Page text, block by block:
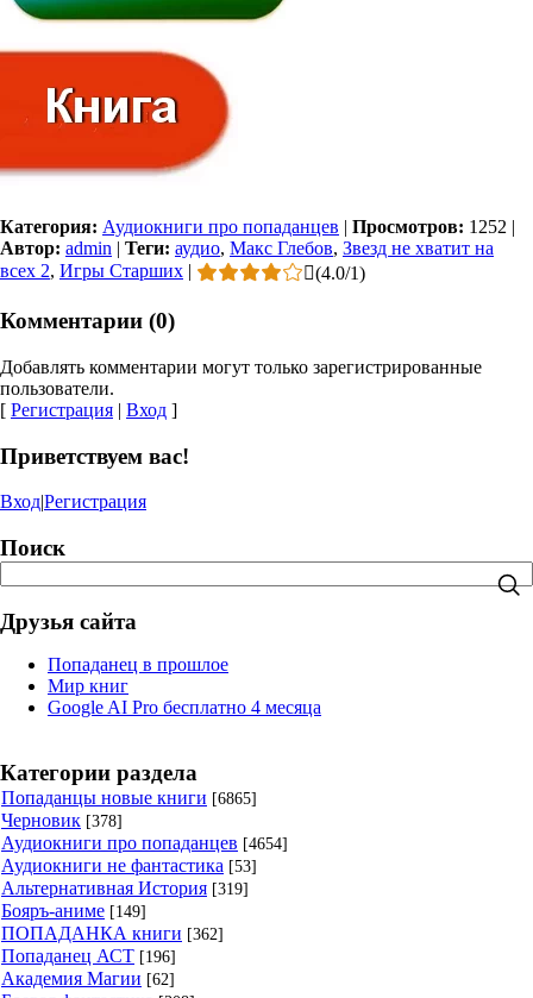
Категория: Аудиокниги про попаданцев Просмотров: 1252
Автор: admin Теги: аудио, Макс Глебов, Звезд не хватит на
всех 2, Игры Старших | (4.0/1)
Комментарии (0)
Добавлять комментарии могут только зарегистрированные
пользователи.
[ Регистрация | Вход ]
Приветствуем вас!
Вход|Регистрация
Поиск
Друзья сайта
Попаданец в прошлое
Мир книг
Google AI Pro бесплатно 4 месяца
Категории раздела
Попаданцы новые книги [6865]
Черновик [378]
Аудиокниги про попаданцев [4654]
Аудиокниги не фантастика [53]
Альтернативная История [319]
Бояръ-аниме [149]
ПОПАДАНКА книги [362]
Попаданец АСТ [196]
Академия Магии [62]